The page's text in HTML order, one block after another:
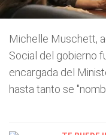
Michelle Muschett,
Social del gobierno
encargada del
hasta tanto se